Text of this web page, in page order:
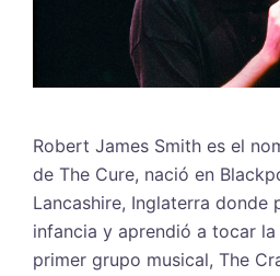
Robert James Smith es el
de The Cure, nació en
Lancashire, Inglaterra donde
infancia y aprendió a tocar la
primer grupo musical, The